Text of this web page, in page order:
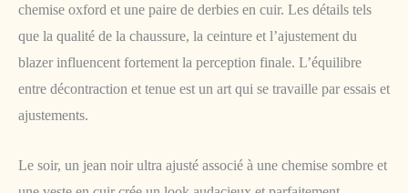
chemise oxford et une paire de derbies en cuir. Les détails tels
que la qualité de la chaussure, la ceinture et l’ajustement du
blazer influencent fortement la perception finale. L’équilibre
entre décontraction et tenue est un art qui se travaille par essais et
ajustements.
Le soir, un jean noir ultra ajusté associé à une chemise sombre et